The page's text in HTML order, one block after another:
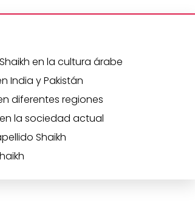
en la cultura árabe
India y Pakistán
diferentes regiones
la sociedad actual
Shaikh